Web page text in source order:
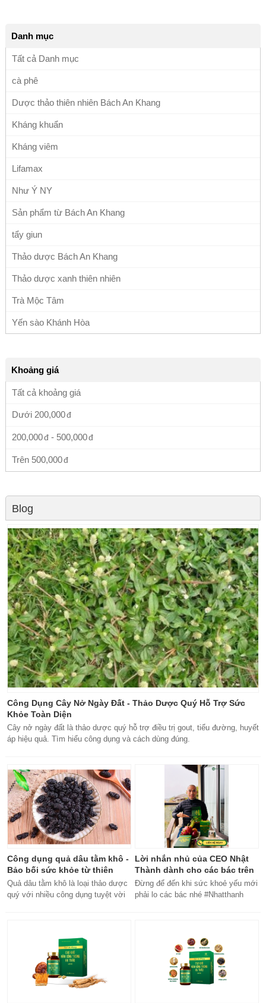
Danh mục
Tất cả Danh mục
cà phê
Dược thảo thiên nhiên Bách An Khang
Kháng khuẩn
Kháng viêm
Lifamax
Như Ý NY
Sản phẩm từ Bách An Khang
tẩy giun
Thảo dược Bách An Khang
Thảo dược xanh thiên nhiên
Trà Mộc Tâm
Yến sào Khánh Hòa
Khoảng giá
Tất cả khoảng giá
Dưới 200,000
200,000 - 500,000
Trên 500,000
Blog
Công Dụng Cây Nở Ngày Đất - Thảo Dược Quý Hỗ Trợ Sức
Khỏe Toàn Diện
Cây nở ngày đất là thảo dược quý hỗ trợ điều trị gout, tiểu đường, huyết
áp hiệu quả. Tìm hiểu công dụng và cách dùng đúng.
Công dụng quả dâu tằm khô -
Bảo bối sức khỏe từ thiên
nhiên
Quả dâu tằm khô là loại thảo dược
quý với nhiều công dụng tuyệt vời
Lời nhắn nhủ của CEO Nhật
Thành dành cho các bác trên
50 tuổi
Đừng để đến khi sức khoẻ yếu mới
phải lo các bác nhé #Nhatthanh
#khoetubentrong #nhatthanhbak